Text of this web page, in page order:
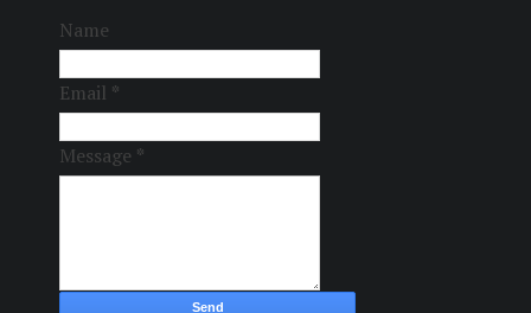
Name
Email *
Message *